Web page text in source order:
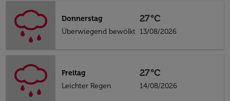
Donnerstag
Überwiegend bewölkt
27°C
13/08/2026
Freitag
Leichter Regen
27°C
14/08/2026